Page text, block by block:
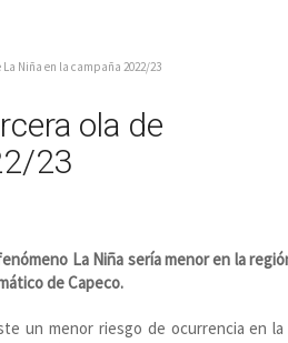
Niña en la campaña 2022/23
ola de
23
La Niña sería menor en la
de Capeco.
un menor riesgo de ocurrencia en